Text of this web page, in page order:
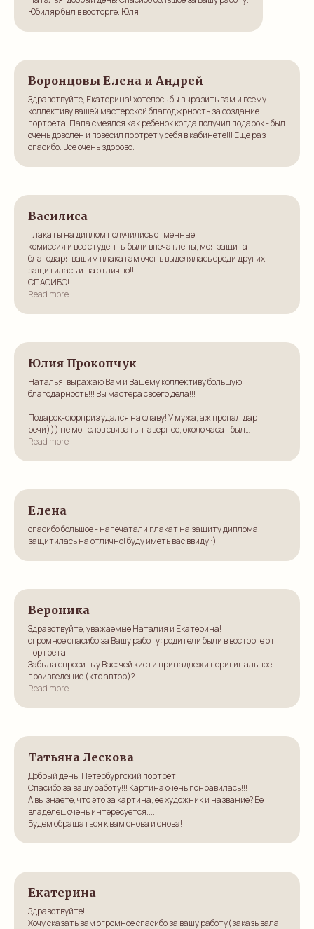
Юбиляр был в восторге. Юля
Воронцовы Елена и Андрей
Здравствуйте, Екатерина! хотелось бы выразить вам и всему
коллективу вашей мастерской благоджрность за создание
портрета. Папа смеялся как ребенок когда получил подарок - был
очень доволен и повесил портрет у себя в кабинете!!! Еще раз
спасибо. Все очень здорово.
Василиса
плакаты на диплом получились отменные!
комиссия и все студенты были впечатлены, моя защита
благодаря вашим плакатам очень выделялась среди других.
защитилась и на отлично!!
СПАСИБО!
Read more
Юлия Прокопчук
Наталья, выражаю Вам и Вашему коллективу большую
благодарность!!! Вы мастера своего дела!!!
Подарок-сюрприз удался на славу! У мужа, аж пропал дар
речи))) не мог слов связать, наверное, около часа - был
шокирован, потрясен …(всего не описать))))
Спасибо вам ОГРОМНОЕ!!!
Read more
Елена
спасибо большое - напечатали плакат на защиту диплома.
защитилась на отлично! буду иметь вас ввиду :)
Вероника
Здравствуйте, уважаемые Наталия и Екатерина!
огромное спасибо за Вашу работу: родители были в восторге от
портрета!
Забыла спросить у Вас: чей кисти принадлежит оригинальное
произведение (кто автор)?
С уважением и наилучшими пожеланиями,
Read more
Татьяна Лескова
Добрый день, Петербургский портрет!
Спасибо за вашу работу!!! Картина очень понравилась!!!
А вы знаете, что это за картина, ее художник и название? Ее
владелец очень интересуется....
Будем обращаться к вам снова и снова!
Екатерина
Здравствуйте!
Хочу сказать вам огромное спасибо за вашу работу(заказывала